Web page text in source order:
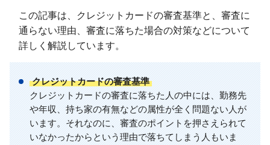
この記事は、クレジットカードの審査基準と、審査に
通らない理由、審査に落ちた場合の対策などについて
詳しく解説しています。
クレジットカードの審査基準
クレジットカードの審査に落ちた人の中には、勤務先
や年収、持ち家の有無などの属性が全く問題ない人が
います。それなのに、審査のポイントを押さえられて
いなかったからという理由で落ちてしまう人もいま